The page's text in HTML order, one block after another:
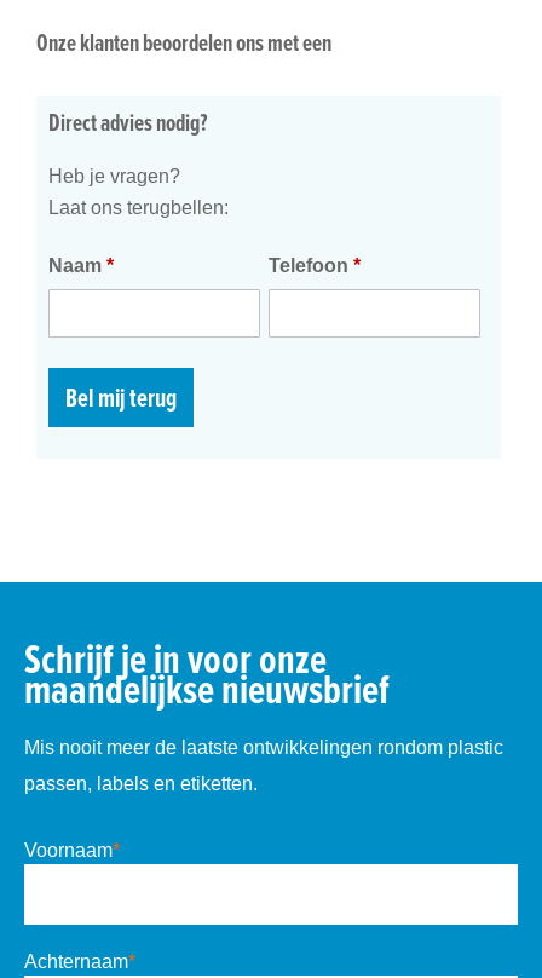
Onze klanten beoordelen ons met een
Direct advies nodig?
Heb je vragen?
Laat ons terugbellen:
Naam * Telefoon *
Bel mij terug
Schrijf je in voor onze
maandelijkse nieuwsbrief
Mis nooit meer de laatste ontwikkelingen rondom plastic
passen, labels en etiketten.
Voornaam*
Achternaam*